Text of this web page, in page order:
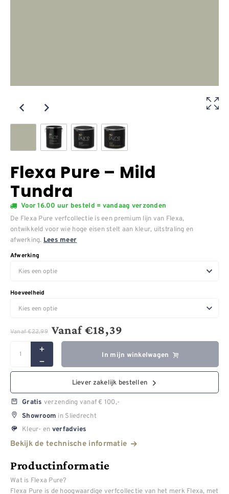
Flexa Pure – Mild
Tundra
Voor 16.00 uur besteld = vandaag verzonden
De Flexa Pure verfcollectie is een premium lijn van Flexa,
ontwikkeld voor wie hoge eisen stelt aan kleur, uitstraling en
afwerking. Lees meer
Afwerking
Hoeveelheid
Vanaf€22,99 Vanaf€18,39
In mijn winkelwagen
Liever zakelijk bestellen
Gratis verzending vanaf € 100,-
Showroom in Sliedrecht
Kleur- en verfadvies
Bekijk de technische informatie
Productinformatie
Wat is Flexa Pure?
Flexa Pure is de hoogwaardige verfcollectie van het merk Flexa, met